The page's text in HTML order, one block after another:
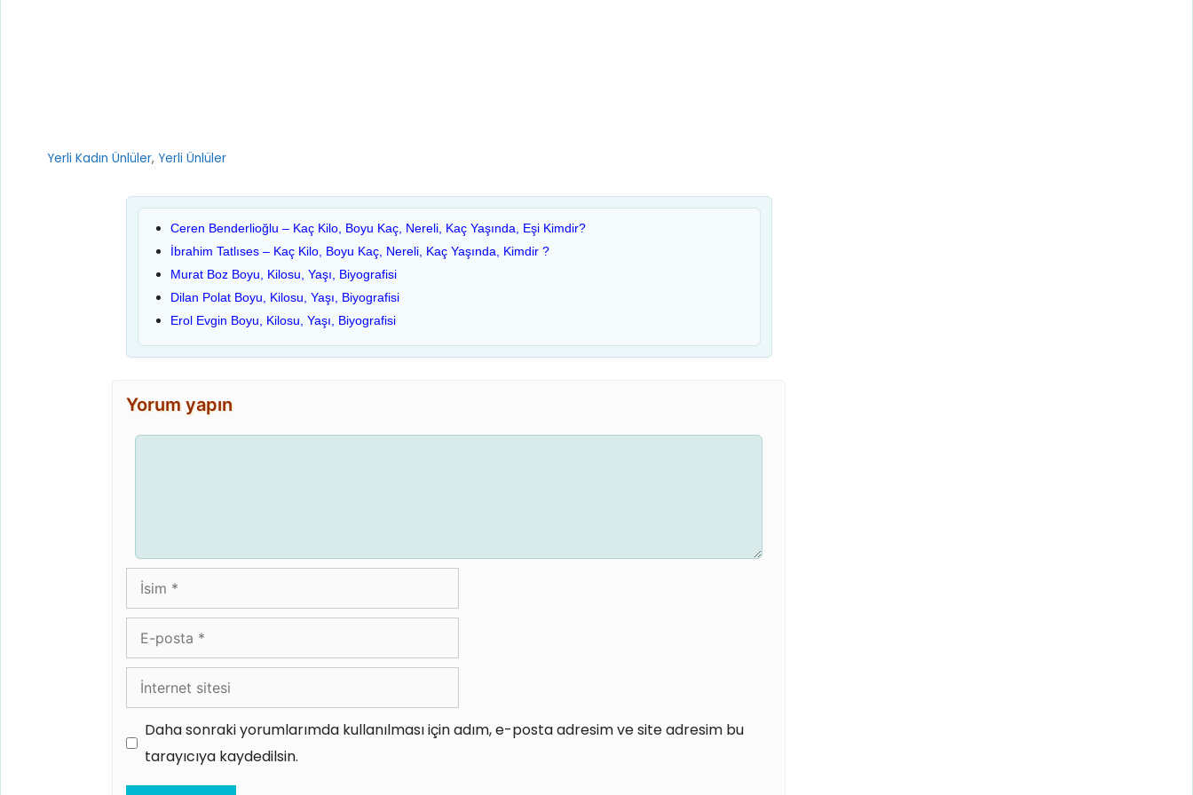
Kategoriler
Yerli Kadın Ünlüler, Yerli Ünlüler
Ceren Benderlioğlu – Kaç Kilo, Boyu Kaç, Nereli, Kaç Yaşında, Eşi Kimdir?
İbrahim Tatlıses – Kaç Kilo, Boyu Kaç, Nereli, Kaç Yaşında, Kimdir ?
Murat Boz Boyu, Kilosu, Yaşı, Biyografisi
Dilan Polat Boyu, Kilosu, Yaşı, Biyografisi
Erol Evgin Boyu, Kilosu, Yaşı, Biyografisi
Yorum yapın
İsim
posta
İnternet
sitesi
Daha sonraki yorumlarımda kullanılması için adım, e-posta adresim ve site adresim bu
tarayıcıya kaydedilsin.